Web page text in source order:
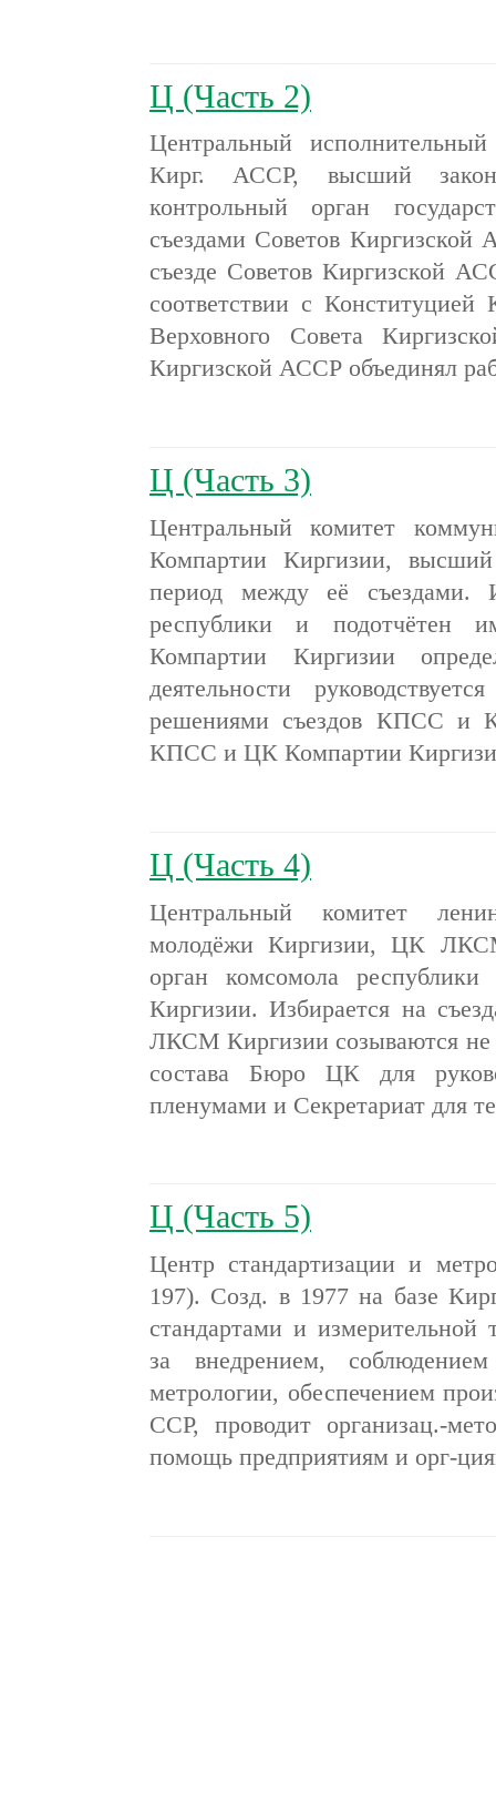
Ц (Часть 2)
Центральный
Кирг. АССР, высший
контрольный орган
съездами Советов
съезде Советов Киргизской
соответствии с
Верховного Совета
Киргизской АССР объединял
Ц (Часть 3)
Центральный комитет
Компартии Киргизии,
период между её съездами.
республики и
Компартии Киргизии
деятельности
решениями съездов КПСС и
КПСС и ЦК Компартии
Ц (Часть 4)
Центральный комитет
молодёжи Киргизии, ЦК
орган комсомола
Киргизии. Избирается на
ЛКСМ Киргизии созываются не
состава Бюро ЦК для
пленумами и Секретариат для
Ц (Часть 5)
Центр стандартизации и
197). Созд. в 1977 на базе
стандартами и измерительной
за внедрением,
метрологии, обеспечением
ССР, проводит организац.-
помощь предприятиям и орг-